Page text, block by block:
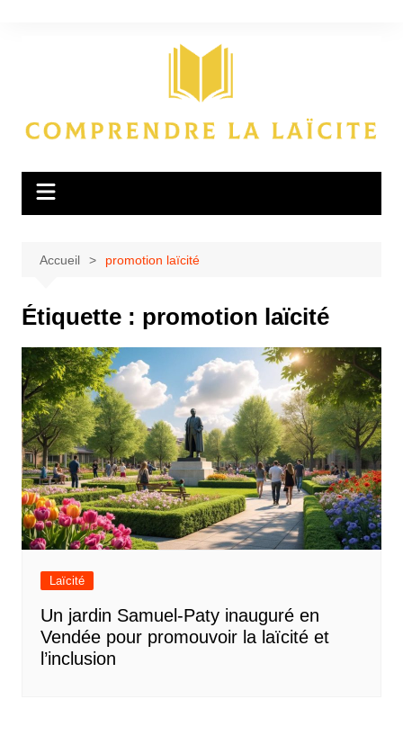
Accueil promotion laïcité
Étiquette : promotion laïcité
Laïcité
Un jardin Samuel-Paty inauguré en
Vendée pour promouvoir la laïcité et
l’inclusion